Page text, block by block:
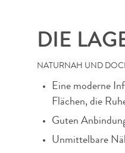
DIE
NATURNAH UND
Eine moderne
Flächen, die
Guten
Unmittelbare